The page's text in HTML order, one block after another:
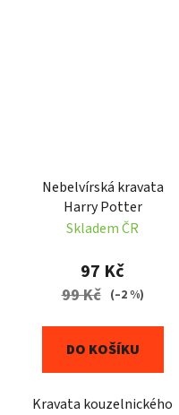
Nebelvírská kravata
Harry Potter
Skladem ČR
97 Kč
99 Kč (–2 %)
DO KOŠÍKU
Kravata kouzelnického